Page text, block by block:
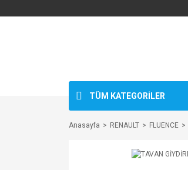
TÜM KATEGORİLER
Anasayfa RENAULT FLUENCE